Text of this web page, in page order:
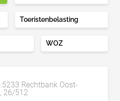
Toeristenbelasting
WOZ
Rechtbank Oost-
26/512